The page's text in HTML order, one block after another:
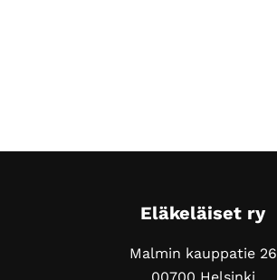
Eläkeläiset ry
Malmin kauppatie 26